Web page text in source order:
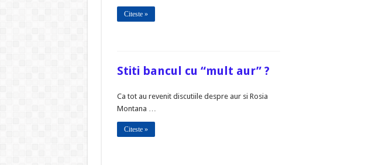
Citeste »
Stiti bancul cu “mult aur” ?
Ca tot au revenit discutiile despre aur si Rosia
Montana …
Citeste »